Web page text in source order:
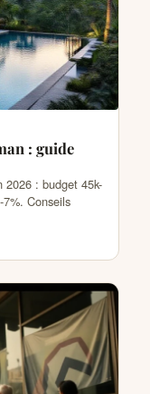
: guide
2026 : budget 45k-
Conseils